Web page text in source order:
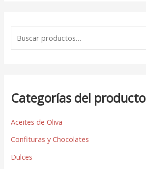
Categorías del producto
Aceites de Oliva
Confituras y Chocolates
Dulces